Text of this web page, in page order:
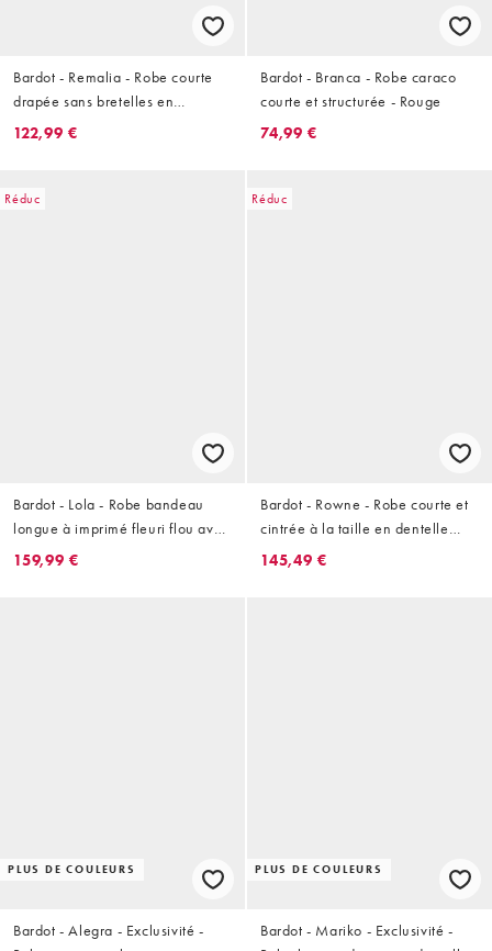
Bardot - Remalia - Robe courte
drapée sans bretelles en
mousseline - Rouge feu
122,99 €
Bardot - Branca - Robe caraco
courte et structurée - Rouge
74,99 €
Réduc
Bardot - Lola - Robe bandeau
longue à imprimé fleuri flou avec
corset à armatures - Rose
159,99 €
Réduc
Bardot - Rowne - Robe courte et
cintrée à la taille en dentelle
avec col montant et mancherons
145,49 €
PLUS DE COULEURS
Bardot - Alegra - Exclusivité -
PLUS DE COULEURS
Bardot - Mariko - Exclusivité -